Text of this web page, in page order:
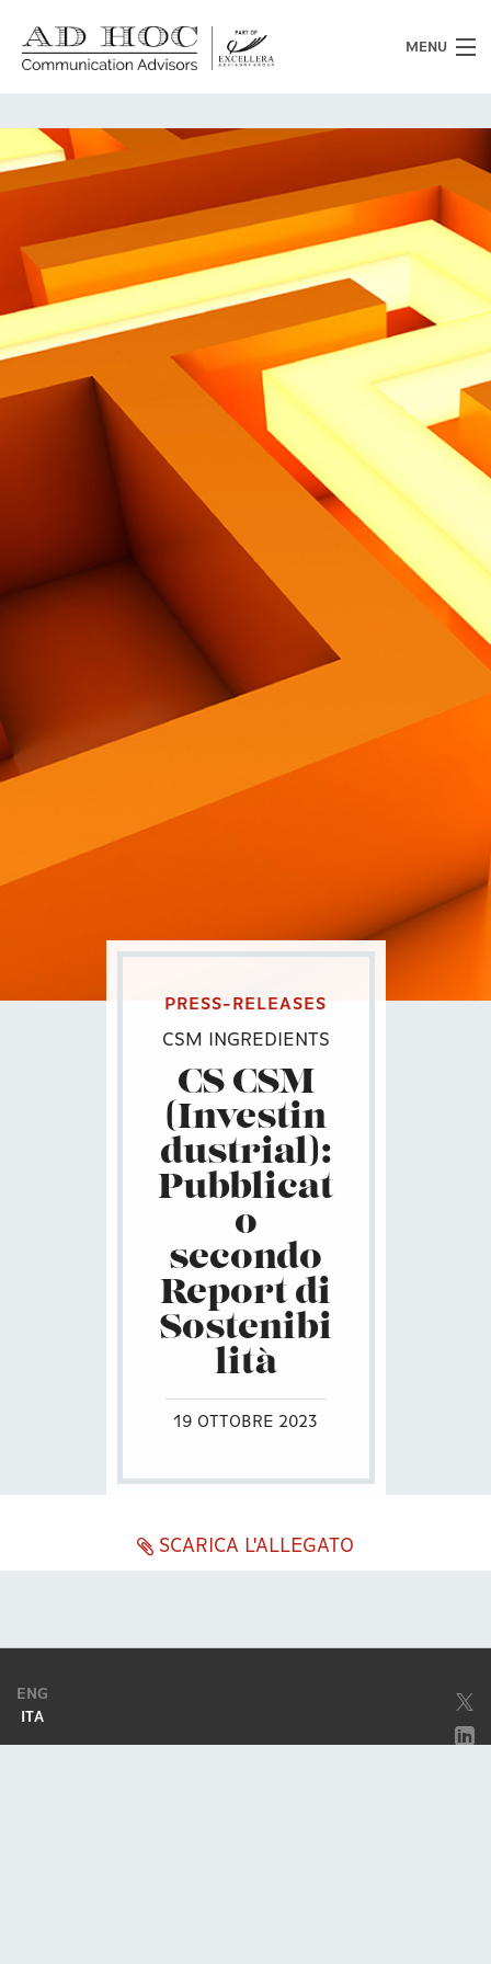
MENU
Chi siamo
Cosa facciamo
News
Clienti
Heritage
Lavora con noi
Contatti
PRESS-RELEASES
CSM INGREDIENTS
CS CSM
(Investin
dustrial):
Pubblicat
o
secondo
Report di
Sostenibi
lità
19 OTTOBRE 2023
SCARICA L'ALLEGATO
ENG
ITA